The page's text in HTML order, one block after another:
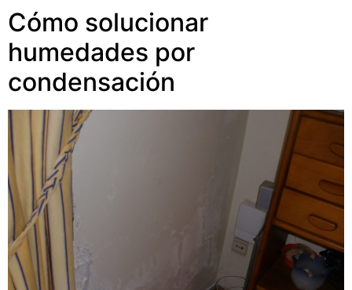
Cómo solucionar
humedades por
condensación